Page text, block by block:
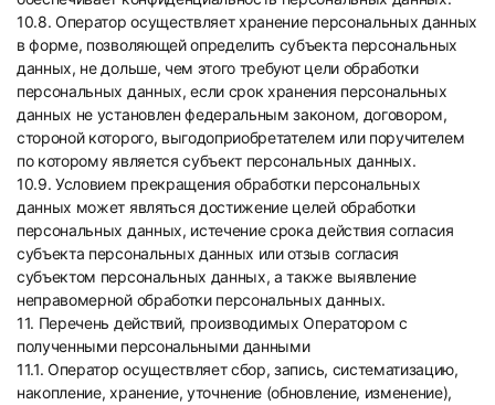
10.8. Оператор осуществляет хранение персональных данных
в форме, позволяющей определить субъекта персональных
данных, не дольше, чем этого требуют цели обработки
персональных данных, если срок хранения персональных
данных не установлен федеральным законом, договором,
стороной которого, выгодоприобретателем или поручителем
по которому является субъект персональных данных.
10.9. Условием прекращения обработки персональных
данных может являться достижение целей обработки
персональных данных, истечение срока действия согласия
субъекта персональных данных или отзыв согласия
субъектом персональных данных, а также выявление
неправомерной обработки персональных данных.
11. Перечень действий, производимых Оператором с
полученными персональными данными
11.1. Оператор осуществляет сбор, запись, систематизацию,
накопление, хранение, уточнение (обновление, изменение),